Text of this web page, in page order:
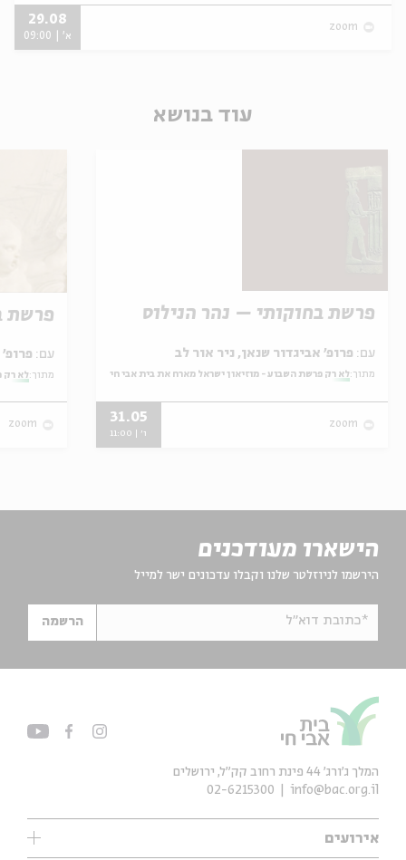
zoom
29.08
א' | 09:00
עוד בנושא
פרשת בחוקותי – נהר הנילוס
עם:
מתוך: לא רק פרשת השבוע - מוזיאון ישראל מארח את בית אבי חי
zoom
31.05
ו' | 11:00
פרשת
עם:
מתוך: לא רק
zoom
הישארו מעודכנים
הירשמו לניוזלטר שלנו וקבלו עדכונים ישר למייל
*כתובת דוא"ל הרשמה
אירועים
המלך ג'ורג' 44 פינת רחוב קק״ל, ירושלים
info@bac.org.il
02-6215300